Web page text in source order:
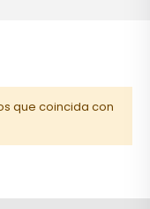
que coincida con